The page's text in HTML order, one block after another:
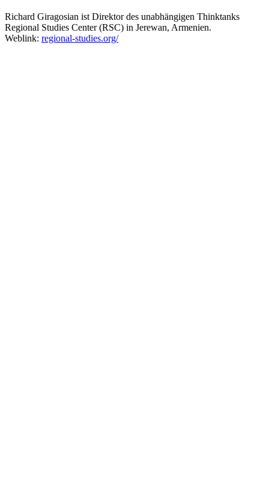
Richard Giragosian ist Direktor des unabhängigen Thinktanks
Regional Studies Center (RSC) in Jerewan, Armenien.
Weblink: regional-studies.org/